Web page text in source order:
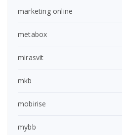
marketing online
metabox
mirasvit
mkb
mobirise
mybb